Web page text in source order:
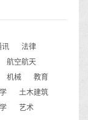
讯
法律
航空航天
机械
教育
土木建筑
艺术